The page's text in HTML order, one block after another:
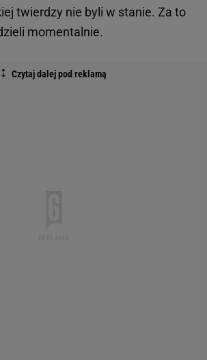
twierdzy nie byli w stanie. Za to
momentalnie.